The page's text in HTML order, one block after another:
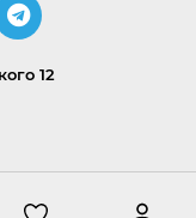
12